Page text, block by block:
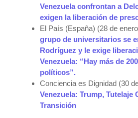
Venezuela confrontan a
exigen la liberación de
El País (España) (28 de
grupo de universitarios se
Rodríguez y le exige
Venezuela: “Hay más de
políticos”.
Conciencia es Dignidad (30
Venezuela: Trump, Tutelaje
Transición